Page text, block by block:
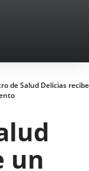
de Salud Delicias recibe
un